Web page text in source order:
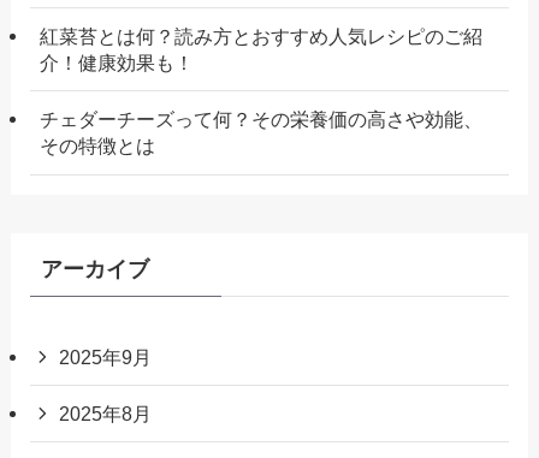
紅菜苔とは何？読み方とおすすめ人気レシピのご紹
介！健康効果も！
チェダーチーズって何？その栄養価の高さや効能、
その特徴とは
アーカイブ
2025年9月
2025年8月